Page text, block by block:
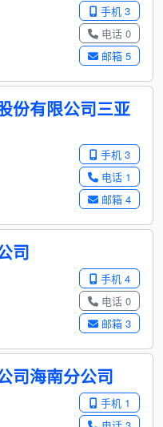
手机 3
电话 0
邮箱 5
份有限公司三亚
手机 3
电话 1
邮箱 4
司
手机 4
电话 0
邮箱 3
司海南分公司
手机 1